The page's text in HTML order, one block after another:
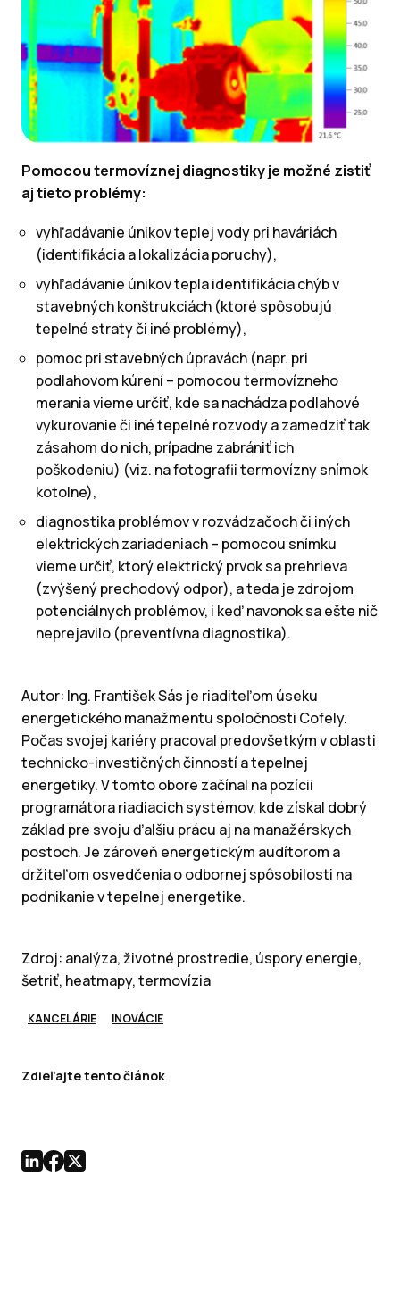
Pomocou termovíznej diagnostiky je možné zistiť
aj tieto problémy:
vyhľadávanie únikov teplej vody pri haváriách
(identifikácia a lokalizácia poruchy),
vyhľadávanie únikov tepla identifikácia chýb v
stavebných konštrukciách (ktoré spôsobujú
tepelné straty či iné problémy),
pomoc pri stavebných úpravách (napr. pri
podlahovom kúrení – pomocou termovízneho
merania vieme určiť, kde sa nachádza podlahové
vykurovanie či iné tepelné rozvody a zamedziť tak
zásahom do nich, prípadne zabrániť ich
poškodeniu) (viz. na fotografii termovízny snímok
kotolne),
diagnostika problémov v rozvádzačoch či iných
elektrických zariadeniach – pomocou snímku
vieme určiť, ktorý elektrický prvok sa prehrieva
(zvýšený prechodový odpor), a teda je zdrojom
potenciálnych problémov, i keď navonok sa ešte nič
neprejavilo (preventívna diagnostika).
Autor: Ing. František Sás je riaditeľom úseku
energetického manažmentu spoločnosti Cofely.
Počas svojej kariéry pracoval predovšetkým v oblasti
technicko-investičných činností a tepelnej
energetiky. V tomto obore začínal na pozícii
programátora riadiacich systémov, kde získal dobrý
základ pre svoju ďalšiu prácu aj na manažérskych
postoch. Je zároveň energetickým audítorom a
držiteľom osvedčenia o odbornej spôsobilosti na
podnikanie v tepelnej energetike.
Zdroj: analýza, životné prostredie, úspory energie,
šetriť, heatmapy, termovízia
KANCELÁRIE INOVÁCIE
Zdieľajte tento článok